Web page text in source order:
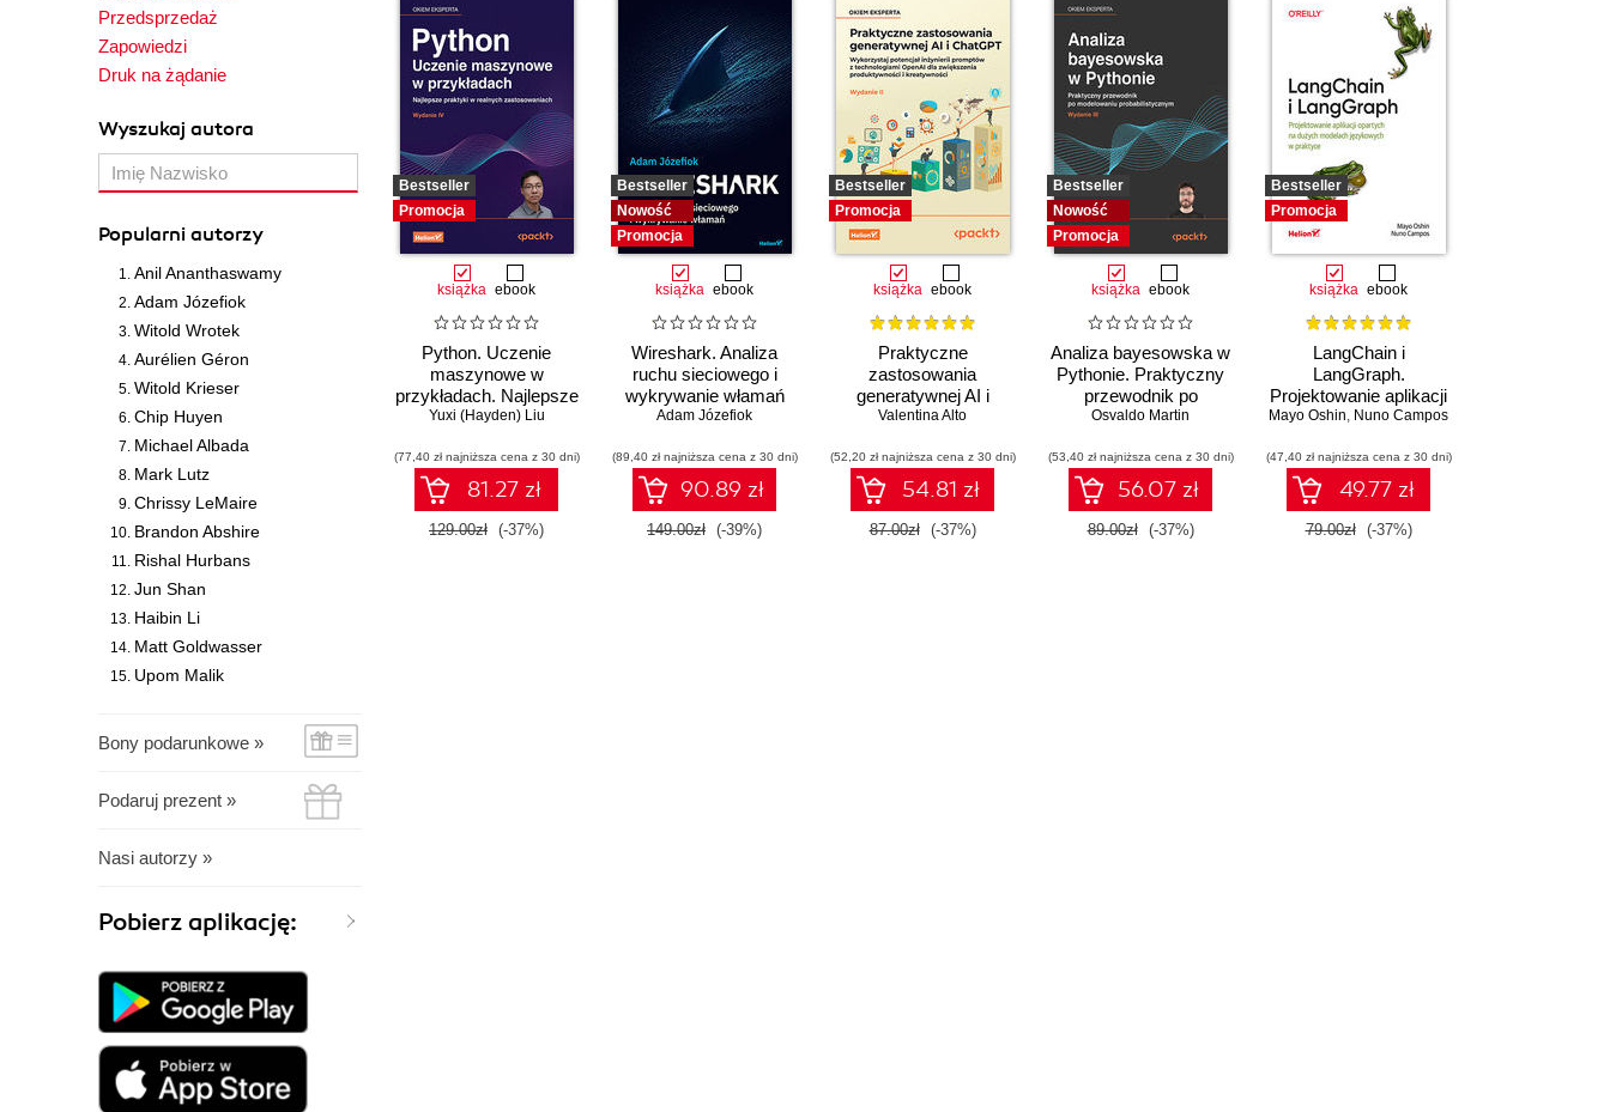
Przedsprzedaż
Zapowiedzi
Druk na żądanie
Wyszukaj autora
Popularni autorzy
Anil Ananthaswamy
Adam Józefiok
Witold Wrotek
Aurélien Géron
Witold Krieser
Chip Huyen
Michael Albada
Mark Lutz
Chrissy LeMaire
Brandon Abshire
Rishal Hurbans
Jun Shan
Haibin Li
Matt Goldwasser
Upom Malik
Bony podarunkowe »
Podaruj prezent »
Nasi autorzy »
Pobierz aplikację:
Bestseller
Promocja
książka ebook
Python. Uczenie
maszynowe w
przykładach. Najlepsze
praktyki w realnych
Wydanie IV
Yuxi (Hayden) Liu
(77,40 zł najniższa cena z 30 dni)
81.27 zł
129.00zł (-37%)
Bestseller
Nowość
Promocja
książka ebook
Wireshark. Analiza
ruchu sieciowego i
wykrywanie włamań
Adam Józefiok
(89,40 zł najniższa cena z 30 dni)
90.89 zł
149.00zł (-39%)
Bestseller
Promocja
książka ebook
Praktyczne
zastosowania
generatywnej AI i
ChatGPT. Wykorzystaj
promptów z
technologiami OpenAI
dla zwiększenia
produktywności i
Valentina Alto
(52,20 zł najniższa cena z 30 dni)
54.81 zł
87.00zł (-37%)
Bestseller
Nowość
Promocja
książka ebook
Analiza bayesowska w
Pythonie. Praktyczny
przewodnik po
modelowaniu
Wydanie III
Osvaldo Martin
(53,40 zł najniższa cena z 30 dni)
56.07 zł
89.00zł (-37%)
Bestseller
Promocja
książka ebook
LangChain i
LangGraph.
Projektowanie aplikacji
opartych na dużych
w praktyce
Mayo Oshin, Nuno Campos
(47,40 zł najniższa cena z 30 dni)
49.77 zł
79.00zł (-37%)